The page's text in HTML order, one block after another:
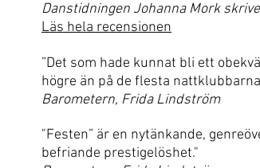
Danstidningen Johanna Mork
Läs hela recensionen
”Det som hade kunnat bli ett
högre än på de flesta
Barometern, Frida Lindström
"Festen” är en nytänkande,
befriande prestigelöshet."